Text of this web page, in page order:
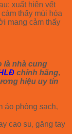
xuất hiện vết
thấy mùi hóa
mang cảm thấy
là nhà cung
chính hãng,
hiệu uy tín
áo phòng sạch,
cao su, găng tay